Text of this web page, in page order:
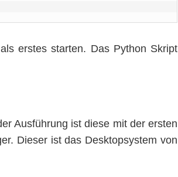
erstes starten. Das Python Skript
Ausführung ist diese mit der ersten
Dieser ist das Desktopsystem von